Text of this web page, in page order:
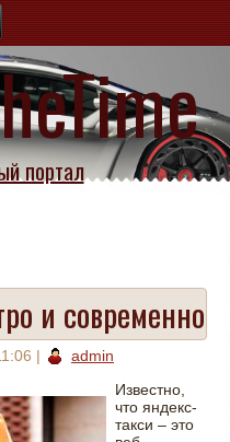
портал
и современно
|
admin
Известно,
что яндекс-
такси – это